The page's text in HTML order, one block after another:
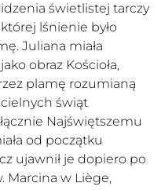
świetlistej tarczy
lśnienie było
Juliana miała
obraz Kościoła,
plamę rozumianą
świąt
Najświętszemu
od początku
ujawnił je dopiero po
Marcina w Liège,